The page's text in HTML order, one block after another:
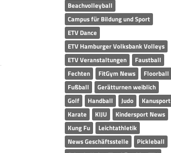
Beachvolleyball
Campus für Bildung und Sport
ETV Dance
ETV Hamburger Volksbank Volleys
ETV Veranstaltungen
Faustball
Fechten
FitGym News
Floorball
Fußball
Gerätturnen weiblich
Golf
Handball Judo
Kanusport
Karate
KIJU
Kindersport News
Kung Fu
Leichtathletik
News Geschäftsstelle
Pickleball